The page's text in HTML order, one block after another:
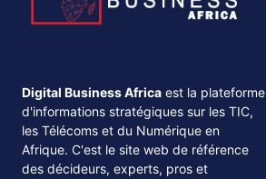
Digital Business Africa est la plateforme
d'informations stratégiques sur les TIC,
les Télécoms et du Numérique en
Afrique. C'est le site web de référence
des décideurs, experts, pros et